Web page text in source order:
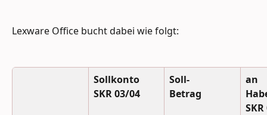
Lexware Office bucht dabei wie folgt:
Sollkonto
SKR 03/04
Soll-
Betrag
an